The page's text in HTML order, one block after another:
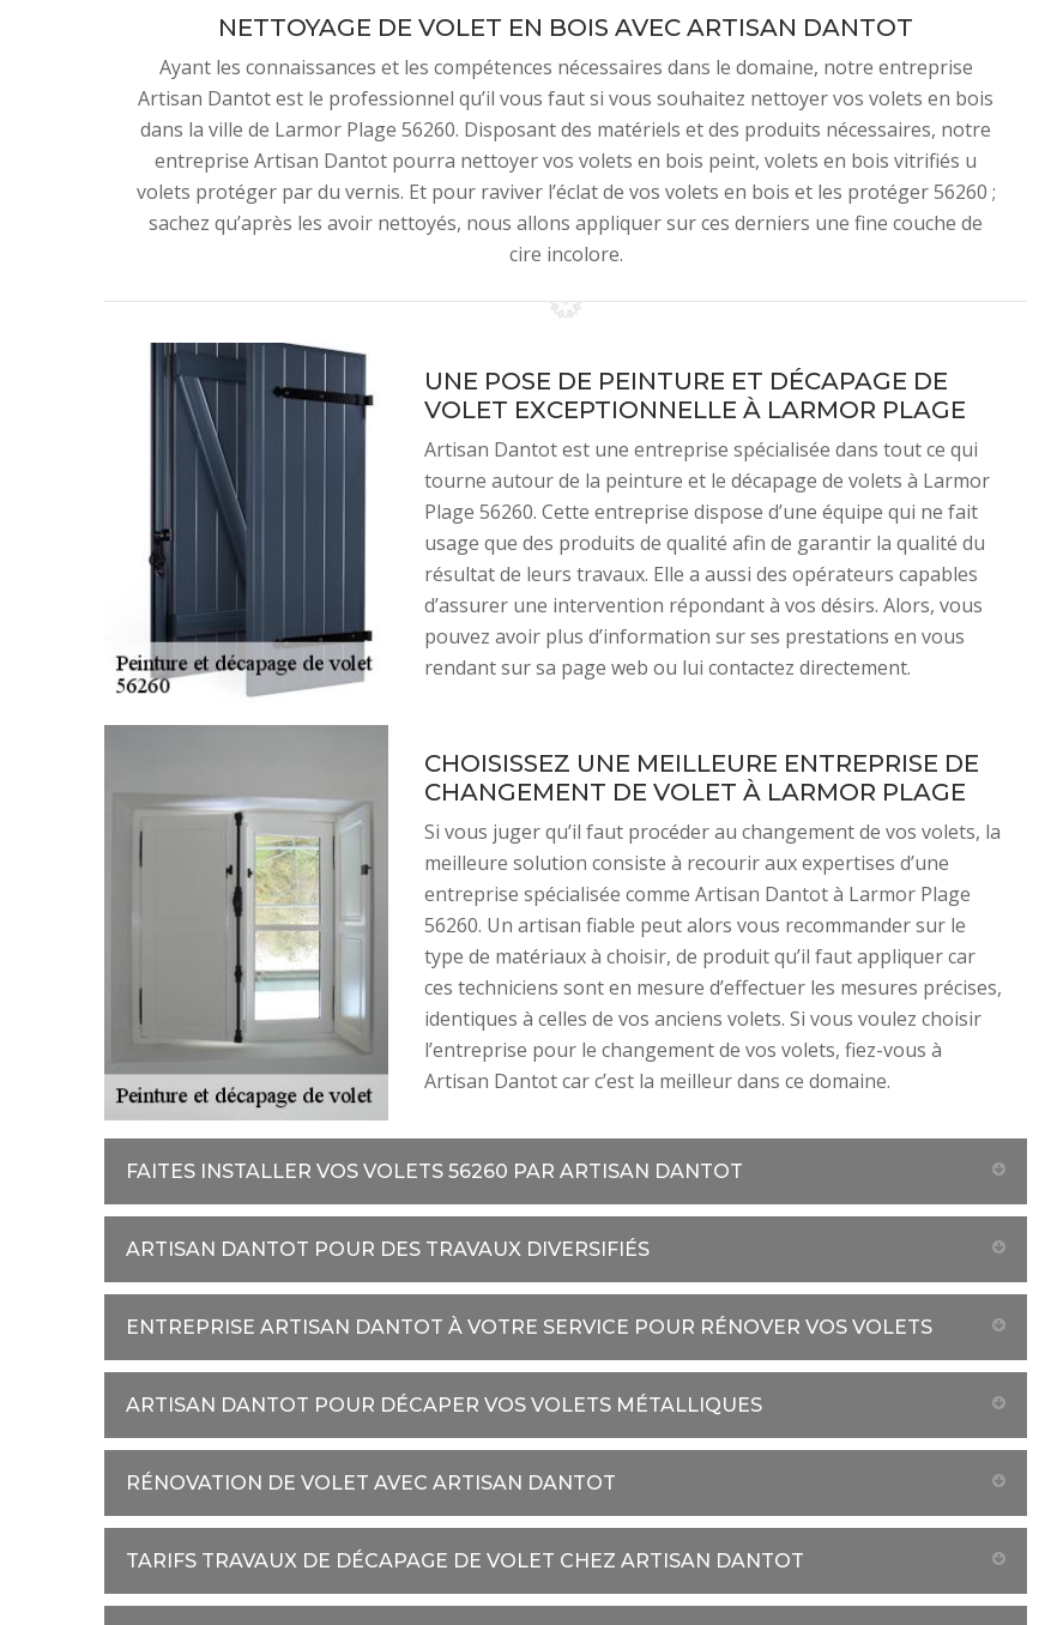
NETTOYAGE DE VOLET EN BOIS AVEC ARTISAN DANTOT
Ayant les connaissances et les compétences nécessaires dans le domaine, notre entreprise
Artisan Dantot est le professionnel qu’il vous faut si vous souhaitez nettoyer vos volets en bois
dans la ville de Larmor Plage 56260. Disposant des matériels et des produits nécessaires, notre
entreprise Artisan Dantot pourra nettoyer vos volets en bois peint, volets en bois vitrifiés u
volets protéger par du vernis. Et pour raviver l’éclat de vos volets en bois et les protéger 56260 ;
sachez qu’après les avoir nettoyés, nous allons appliquer sur ces derniers une fine couche de
cire incolore.
UNE POSE DE PEINTURE ET DÉCAPAGE DE
VOLET EXCEPTIONNELLE À LARMOR PLAGE
Artisan Dantot est une entreprise spécialisée dans tout ce qui
tourne autour de la peinture et le décapage de volets à Larmor
Plage 56260. Cette entreprise dispose d’une équipe qui ne fait
usage que des produits de qualité afin de garantir la qualité du
résultat de leurs travaux. Elle a aussi des opérateurs capables
d’assurer une intervention répondant à vos désirs. Alors, vous
pouvez avoir plus d’information sur ses prestations en vous
rendant sur sa page web ou lui contactez directement.
CHOISISSEZ UNE MEILLEURE ENTREPRISE DE
CHANGEMENT DE VOLET À LARMOR PLAGE
Si vous juger qu’il faut procéder au changement de vos volets, la
meilleure solution consiste à recourir aux expertises d’une
entreprise spécialisée comme Artisan Dantot à Larmor Plage
56260. Un artisan fiable peut alors vous recommander sur le
type de matériaux à choisir, de produit qu’il faut appliquer car
ces techniciens sont en mesure d’effectuer les mesures précises,
identiques à celles de vos anciens volets. Si vous voulez choisir
l’entreprise pour le changement de vos volets, fiez-vous à
Artisan Dantot car c’est la meilleur dans ce domaine.
FAITES INSTALLER VOS VOLETS 56260 PAR ARTISAN DANTOT
ARTISAN DANTOT POUR DES TRAVAUX DIVERSIFIÉS
ENTREPRISE ARTISAN DANTOT À VOTRE SERVICE POUR RÉNOVER VOS VOLETS
ARTISAN DANTOT POUR DÉCAPER VOS VOLETS MÉTALLIQUES
RÉNOVATION DE VOLET AVEC ARTISAN DANTOT
TARIFS TRAVAUX DE DÉCAPAGE DE VOLET CHEZ ARTISAN DANTOT